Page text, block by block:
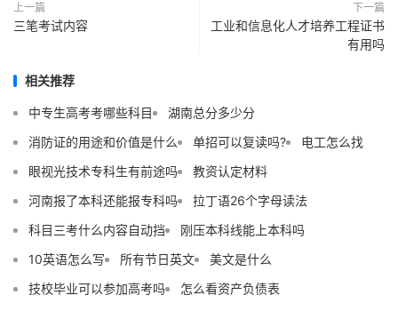
上一篇
三笔考试内容
下一篇
工业和信息化人才培养工程证书
有用吗
相关推荐
中专生高考考哪些科目
湖南总分多少分
消防证的用途和价值是什么
单招可以复读吗?
电工怎么找
眼视光技术专科生有前途吗
教资认定材料
河南报了本科还能报专科吗
拉丁语26个字母读法
科目三考什么内容自动挡
刚压本科线能上本科吗
10英语怎么写
所有节日英文
美文是什么
技校毕业可以参加高考吗
怎么看资产负债表